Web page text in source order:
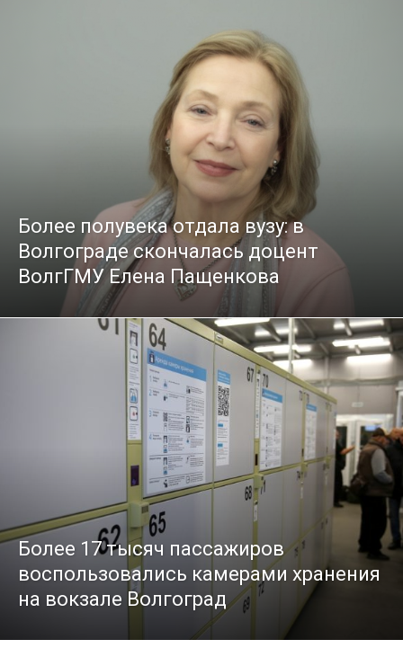
Более полувека отдала вузу: в
Волгограде скончалась доцент
ВолгГМУ Елена Пащенкова
Более 17 тысяч пассажиров
воспользовались камерами хранения
на вокзале Волгоград